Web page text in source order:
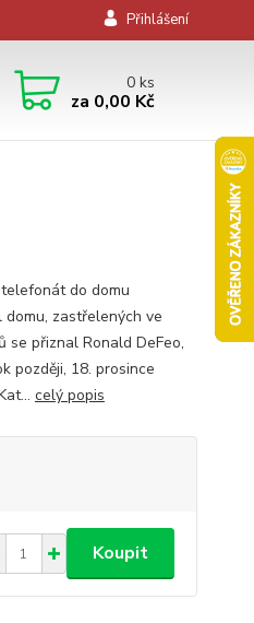
Přihlášení
0ks
za 0,00 Kč
do domu
zastřelených ve
se přiznal Ronald DeFeo,
později, 18. prosince
celý popis
Koupit